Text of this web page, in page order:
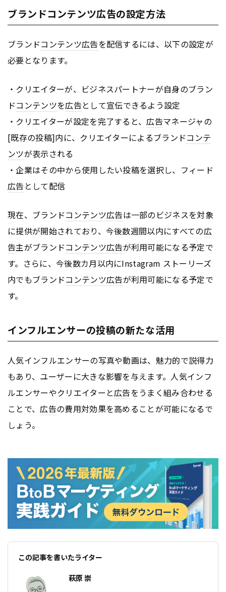
ブランドコンテンツ広告の設定方法
ブランドコンテンツ広告を配信するには、以下の設定が
必要となります。
・クリエイターが、ビジネスパートナーが自身のブラン
ドコンテンツを広告として宣伝できるよう設定
・クリエイターが設定を完了すると、広告マネージャの
[既存の投稿]内に、クリエイターによるブランドコンテ
ンツが表示される
・企業はその中から使用したい投稿を選択し、フィード
広告 として配信
現在、ブランドコンテンツ広告は一部のビジネスを対象
に提供が開始されており、今後数週間以内にすべての広
告主がブランドコンテンツ広告が利用可能になる予定で
す。さらに、今後数カ月以内にInstagram ストーリーズ
内でもブランドコンテンツ広告が利用可能になる予定で
す。
インフルエンサーの投稿の新たな活用
人気インフルエンサーの写真や動画は、魅力的で説得力
もあり、ユーザーに大きな影響を与えます。人気インフ
ルエンサーやクリエイターと広告をうまく組み合わせる
ことで、広告の費用対効果を高めることが可能になるで
しょう。
この記事を書いたライター
萩原 崇